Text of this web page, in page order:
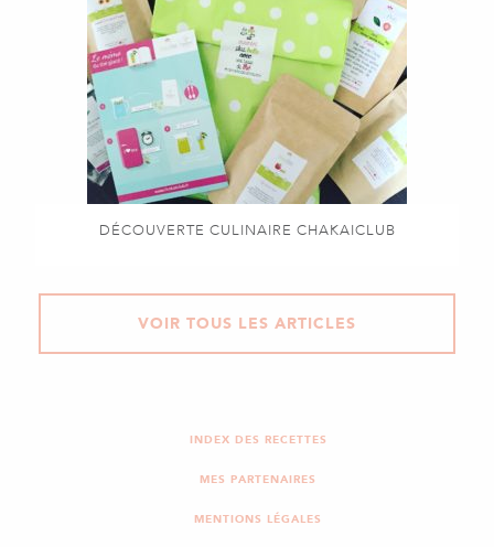
DÉCOUVERTE CULINAIRE CHAKAICLUB
VOIR TOUS LES ARTICLES
INDEX DES RECETTES
MES PARTENAIRES
MENTIONS LÉGALES